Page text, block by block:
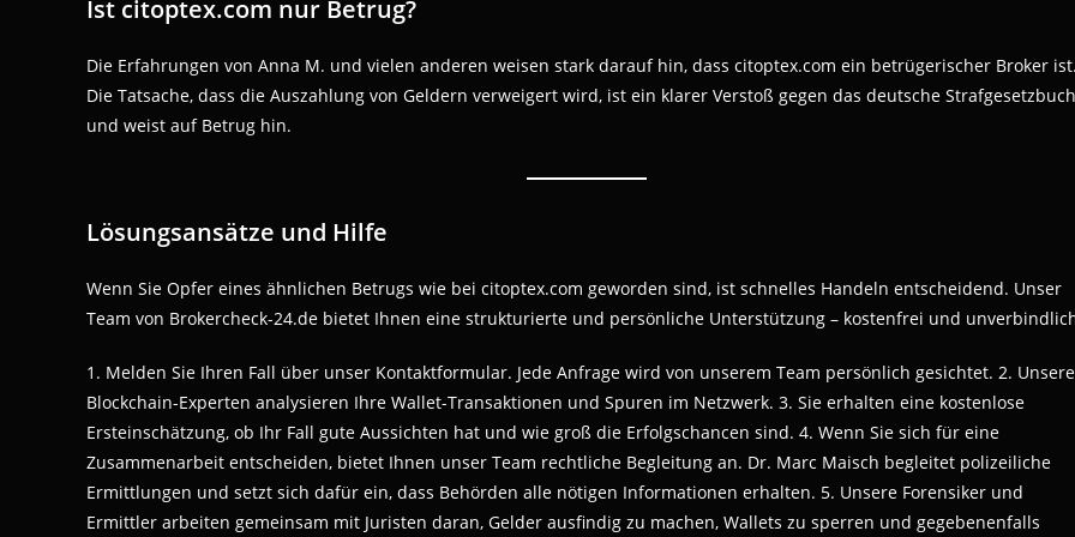
Ist citoptex.com nur Betrug?
Die Erfahrungen von Anna M. und vielen anderen weisen stark darauf hin, dass citoptex.com ein betrügerischer Broker ist.
Die Tatsache, dass die Auszahlung von Geldern verweigert wird, ist ein klarer Verstoß gegen das deutsche Strafgesetzbuch
und weist auf Betrug hin.
Lösungsansätze und Hilfe
Wenn Sie Opfer eines ähnlichen Betrugs wie bei citoptex.com geworden sind, ist schnelles Handeln entscheidend. Unser
Team von Brokercheck-24.de bietet Ihnen eine strukturierte und persönliche Unterstützung – kostenfrei und
1. Melden Sie Ihren Fall über unser Kontaktformular. Jede Anfrage wird von unserem Team persönlich gesichtet. 2. Unsere
Blockchain-Experten analysieren Ihre Wallet-Transaktionen und Spuren im Netzwerk. 3. Sie erhalten eine kostenlose
Ersteinschätzung, ob Ihr Fall gute Aussichten hat und wie groß die Erfolgschancen sind. 4. Wenn Sie sich für eine
Zusammenarbeit entscheiden, bietet Ihnen unser Team rechtliche Begleitung an. Dr. Marc Maisch begleitet polizeiliche
Ermittlungen und setzt sich dafür ein, dass Behörden alle nötigen Informationen erhalten. 5. Unsere Forensiker und
Ermittler arbeiten gemeinsam mit Juristen daran, Gelder ausfindig zu machen, Wallets zu sperren und gegebenenfalls